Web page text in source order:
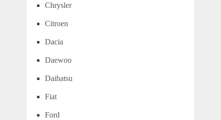
Chrysler
Citroen
Dacia
Daewoo
Daihatsu
Fiat
Ford